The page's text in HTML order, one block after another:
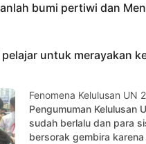
bumi pertiwi dan
untuk merayakan
Fenomena Kelulusan UN
Pengumuman Kelulusan
sudah berlalu dan para
bersorak gembira